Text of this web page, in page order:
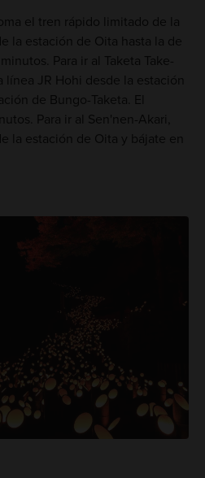
el tren rápido limitado de la
la estación de Oita hasta la de
Para ir al Taketa Take-
JR Hohi desde la estación
de Bungo-Taketa. El
Para ir al Sen'nen-Akari,
la estación de Oita y bájate en